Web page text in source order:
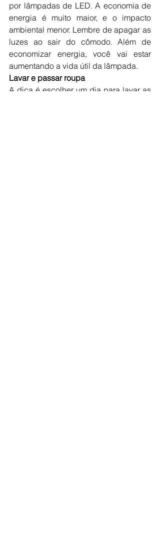
por lâmpadas de LED. A economia de
energia é muito maior, e o impacto
ambiental menor. Lembre de apagar as
luzes ao sair do cômodo. Além de
economizar energia, você vai estar
aumentando a vida útil da lâmpada.
Lavar e passar roupa
A dica é escolher um dia para lavar as